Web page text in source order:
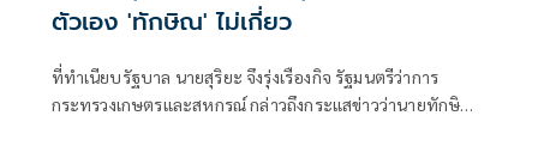
ตัวเอง 'ทักษิณ' ไม่เกี่ยว
ที่ทำเนียบรัฐบาล นายสุริยะ จึงรุ่งเรืองกิจ รัฐมนตรีว่าการ
กระทรวงเกษตรและสหกรณ์ กล่าวถึงกระแสข่าวว่านายทักษิณ